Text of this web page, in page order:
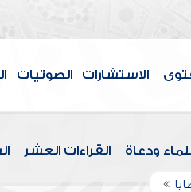
الاستشارات الصوتيات
ودعاة القراءات العشر